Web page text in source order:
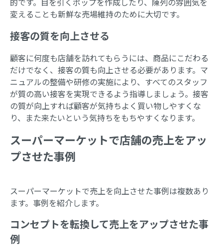
変えることも新鮮な売場維持のために大切です。
接客の質を向上させる
顧客に何度も店舗を訪れてもらうには、商品にこだわる
だけでなく、接客の質も向上させる必要があります。マ
ニュアルの整備や研修の実施により、すべてのスタッフ
が質の高い接客を実現できるよう指導しましょう。接客
の質が向上すれば顧客が気持ちよく買い物しやすくな
り、また来たいという気持ちをもちやすくなります。
スーパーマーケットで店舗の売上をアッ
プさせた事例
スーパーマーケットで売上を向上させた事例は複数あり
ます。事例を紹介します。
コンセプトを転換して売上をアップさせた事
例